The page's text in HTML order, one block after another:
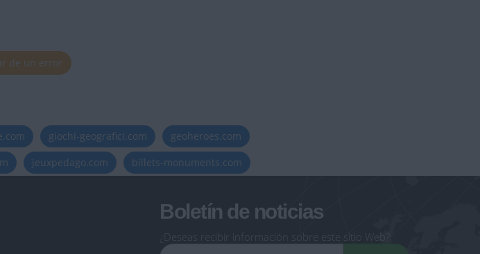
de un error
giochi-geografici.com
geoheroes.com
jeuxpedago.com billets-monuments.com
Boletín de noticias
¿Deseas recibir información sobre este sitio Web?